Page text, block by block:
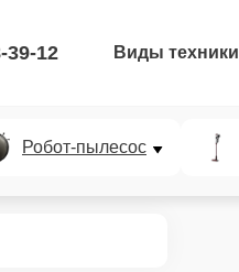
39-12 Виды техники
Робот-пылесос